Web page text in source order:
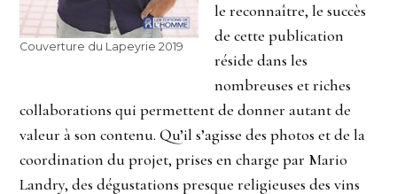
Couverture du Lapeyrie 2019
le reconnaître, le succès
de cette publication
réside dans les
nombreuses et riches
collaborations qui permettent de donner autant de
valeur à son contenu. Qu’il s’agisse des photos et de la
coordination du projet, prises en charge par Mario
Landry, des dégustations presque religieuses des vins